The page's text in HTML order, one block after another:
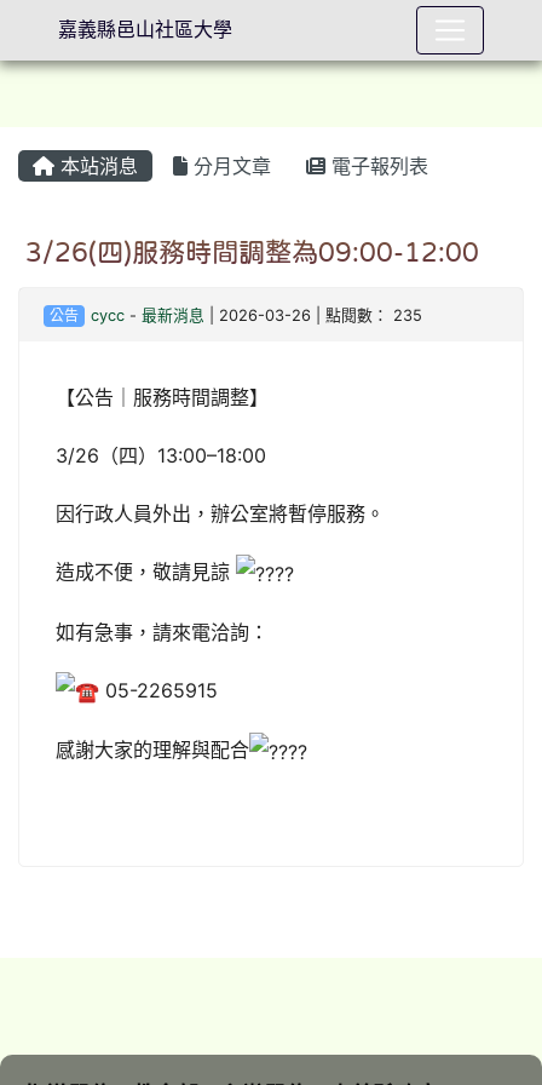
本站消息 分月文章 電子報列表
3/26(四)服務時間調整為09:00-12:00
公告 cycc- 最新消息 | 2026-03-26 | 點閱數： 235
【公告｜服務時間調整】
3/26（四）13:00–18:00
因行政人員外出，辦公室將暫停服務。
造成不便，敬請見諒
如有急事，請來電洽詢：
05-2265915
感謝大家的理解與配合
嘉義縣邑山社區大學